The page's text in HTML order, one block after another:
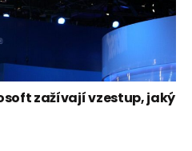
zažívají vzestup, jaký